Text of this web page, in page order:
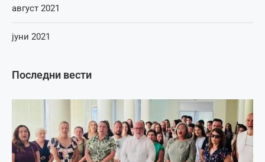
Последни вести
август 2021
јуни 2021